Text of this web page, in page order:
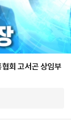
회 고서곤 상임부